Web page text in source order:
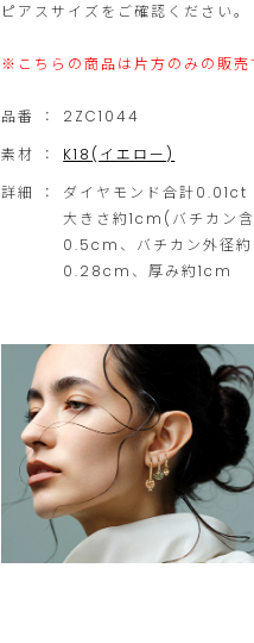
限
た
ご
注
文
ピアスサイズをご確認ください。
※こちらの商品は片方のみの販売
品番 ：
2ZC1044
素材 ：
K18(イエロー)
詳細 ：
ダイヤモンド合計0.01ct
大きさ約1cm(バチカン
0.5cm、バチカン外径
0.28cm、厚み約1cm